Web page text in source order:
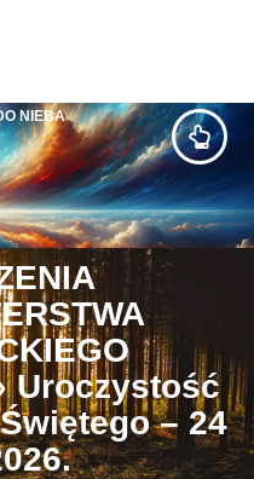
NIEBA
Uroczystość
– 24